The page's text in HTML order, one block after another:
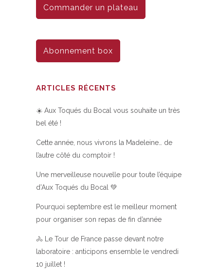
Commander un plateau
Abonnement box
ARTICLES RÉCENTS
☀️ Aux Toqués du Bocal vous souhaite un très
bel été !
Cette année, nous vivrons la Madeleine… de
l’autre côté du comptoir !
Une merveilleuse nouvelle pour toute l’équipe
d’Aux Toqués du Bocal 💚
Pourquoi septembre est le meilleur moment
pour organiser son repas de fin d’année
🚴 Le Tour de France passe devant notre
laboratoire : anticipons ensemble le vendredi
10 juillet !